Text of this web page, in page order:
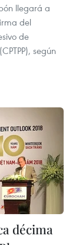
llegará a
del
de
según
décima